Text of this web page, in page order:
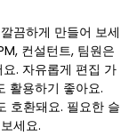
끔하게 만들어 보세
컨설턴트, 팀원은
. 자유롭게 편집 가
활용하기 좋아요.
환돼요. 필요한 슬
세요.